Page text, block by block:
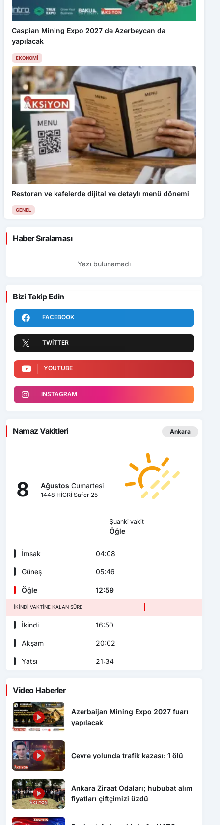
Caspian Mining Expo 2027 de Azerbeycan da
yapılacak
EKONOMI
Restoran ve kafelerde dijital ve detaylı menü dönemi
GENEL
Haber Sıralaması
Yazı bulunamadı
Bizi Takip Edin
FACEBOOK
TWITTER
YOUTUBE
INSTAGRAM
Namaz Vakitleri Ankara
8 Ağustos Cumartesi
1448 HİCRİ Safer 25
Şuanki vakit
Öğle
İmsak 04:08
Güneş 05:46
Öğle 12:59
İKINDI VAKTINE KALAN SÜRE
İkindi 16:50
Akşam 20:02
Yatsı 21:34
Video Haberler
Azerbaijan Mining Expo 2027 fuarı
yapılacak
Çevre yolunda trafik kazası: 1 ölü
Ankara Ziraat Odaları; hububat alım
fiyatları çiftçimizi üzdü